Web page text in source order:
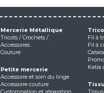
Mercerie Métallique
Tricots / Crochets /
Accessoires
Couture
Petite mercerie
Accessoire et soin du linge
Accessoire couture
Customisation et réparation
Fil à
Fil à
Katia
Tissus